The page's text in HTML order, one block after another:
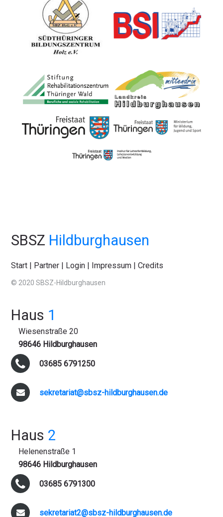
SBSZ Hildburghausen
Start | Partner | Login | Impressum |Credits
© 2020 SBSZ-Hildburghausen
Haus 1
Wiesenstraße 20
98646 Hildburghausen
03685 6791250
sekretariat@sbsz-hildburghausen.de
Haus 2
Helenenstraße 1
98646 Hildburghausen
03685 6791300
sekretariat2@sbsz-hildburghausen.de